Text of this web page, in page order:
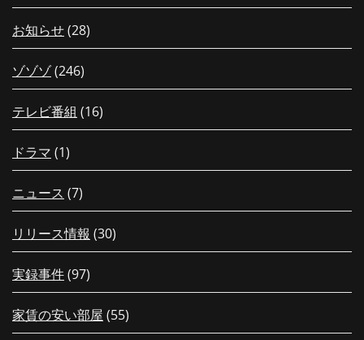
お知らせ(28)
ゾゾゾ(246)
テレビ番組 (16)
ドラマ (1)
ニュース (7)
リリース情報 (30)
実録事件(97)
家賃の安い部屋 (55)